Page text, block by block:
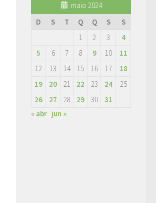
maio 2024
D
S T Q Q S
S
1
2 3
4
5
6 7 8 9 10
11
12
13 14 15 16 17
18
19
20 21 22 23 24
25
26
27 28 29 30
31
« abr jun »